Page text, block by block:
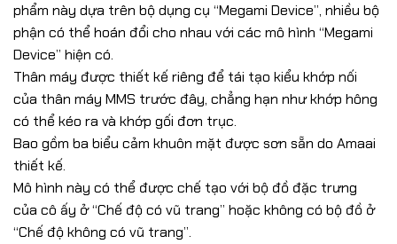
phẩm này dựa trên bộ dụng cụ “Megami Device”, nhiều bộ
phận có thể hoán đổi cho nhau với các mô hình “Megami
Device” hiện có.
Thân máy được thiết kế riêng để tái tạo kiểu khớp nối
của thân máy MMS trước đây, chẳng hạn như khớp hông
có thể kéo ra và khớp gối đơn trục.
Bao gồm ba biểu cảm khuôn mặt được sơn sẵn do Amaai
thiết kế.
Mô hình này có thể được chế tạo với bộ đồ đặc trưng
của cô ấy ở “Chế độ có vũ trang” hoặc không có bộ đồ ở
“Chế độ không có vũ trang”.